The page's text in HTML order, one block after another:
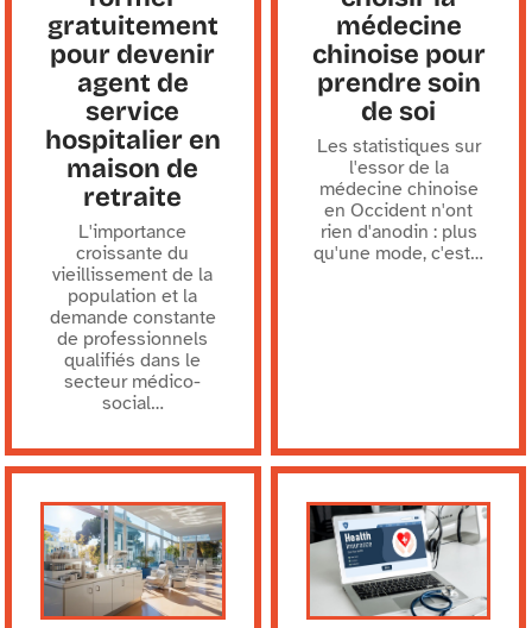
gratuitement
pour devenir
agent de
service
hospitalier en
maison de
retraite
L'importance
croissante du
vieillissement de la
population et la
demande constante
de professionnels
qualifiés dans le
secteur médico-
social…
médecine
chinoise pour
prendre soin
de soi
Les statistiques sur
l'essor de la
médecine chinoise
en Occident n'ont
rien d'anodin : plus
qu'une mode, c'est…